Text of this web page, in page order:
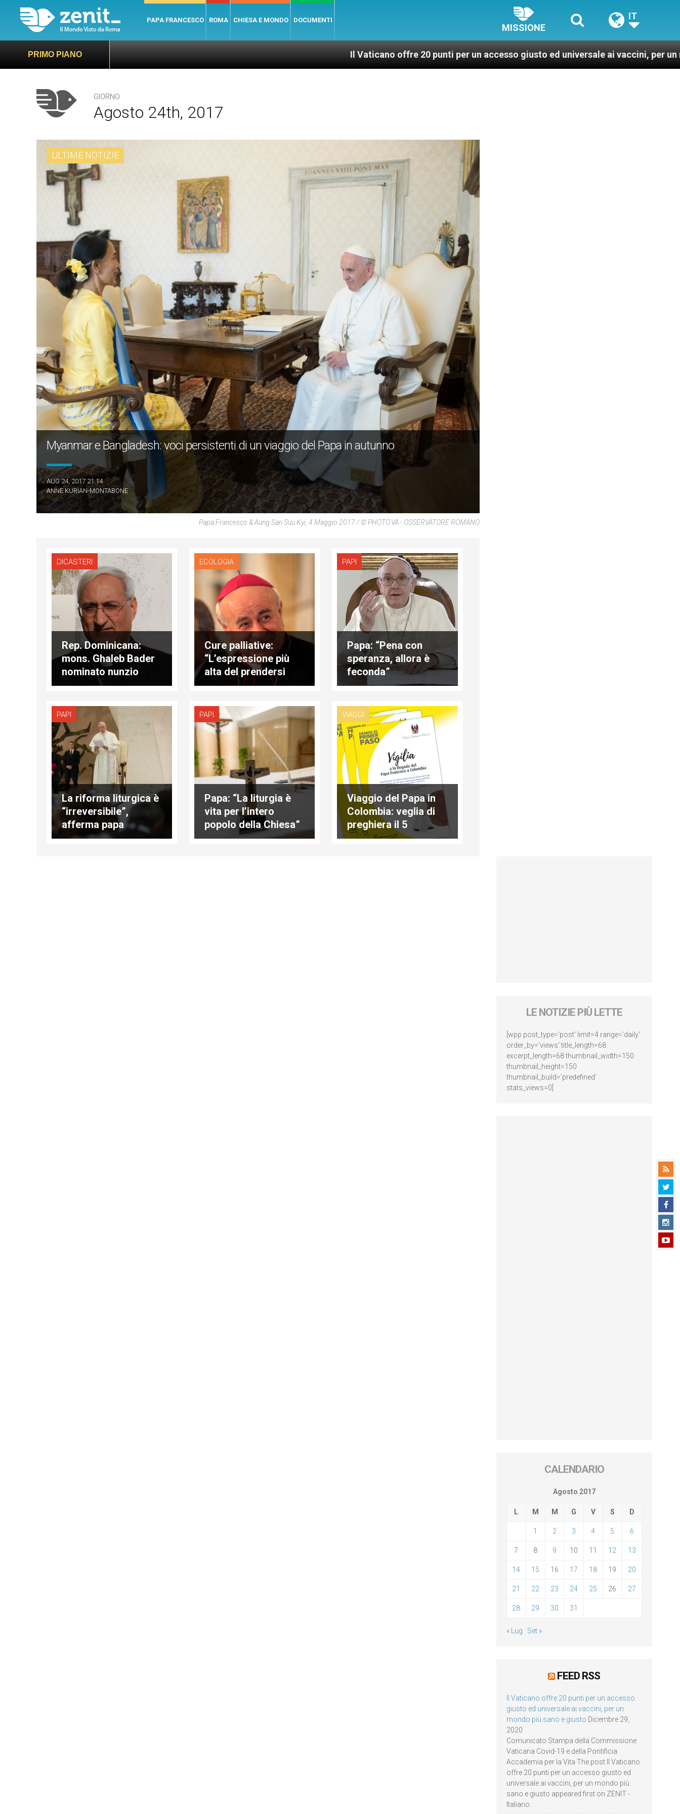
PAPA FRANCESCO ROMA CHIESA E MONDO DOCUMENTI
MISSIONE
IT
PRIMO PIANO Il Vaticano offre 20 punti per un accesso giusto ed universale ai vaccini, per un mondo più sano e
GIORNO
Agosto 24th, 2017
ULTIME NOTIZIE
Myanmar e Bangladesh: voci persistenti di un viaggio del Papa in autunno
AUG 24, 2017 21:14
ANNE KURIAN-MONTABONE
Papa Francesco & Aung San Suu Kyi, 4 Maggio 2017 / © PHOTO.VA - OSSERVATORE ROMANO
DICASTERI
Rep. Dominicana:
mons. Ghaleb Bader
nominato nunzio
apostolico
ECOLOGIA
Cure palliative:
“L’espressione più
alta del prendersi
cura”
PAPI
Papa: “Pena con
speranza, allora è
feconda”
PAPI
La riforma liturgica è
“irreversibile”,
afferma papa
Francesco
PAPI
Papa: “La liturgia è
vita per l’intero
popolo della Chiesa”
VIAGGI
Viaggio del Papa in
Colombia: veglia di
preghiera il 5
settembre
LE NOTIZIE PIÙ LETTE
[wpp post_type='post' limit=4 range='daily'
order_by='views' title_length=68
excerpt_length=68 thumbnail_width=150
thumbnail_height=150
thumbnail_build='predefined'
stats_views=0]
CALENDARIO
Agosto 2017
L M M G V S D
1 2 3 4 5 6
7 8 9 10 11 12 13
14 15 16 17 18 19 20
21 22 23 24 25 26 27
28 29 30 31
« Lug Set »
FEED RSS
Il Vaticano offre 20 punti per un accesso
giusto ed universale ai vaccini, per un
mondo più sano e giusto Dicembre 29,
2020
Comunicato Stampa della Commissione
Vaticana Covid-19 e della Pontificia
Accademia per la Vita The post Il Vaticano
offre 20 punti per un accesso giusto ed
universale ai vaccini, per un mondo più
sano e giusto appeared first on ZENIT -
Italiano.